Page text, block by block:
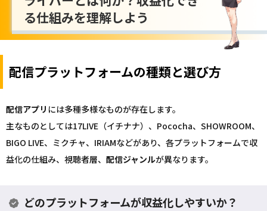
る仕組みを理解しよう
配信プラットフォームの種類と選び方
配信アプリ には多種多様なものが存在します。
主なものとしては17LIVE（イチナナ）、Pococha、SHOWROOM、
BIGO LIVE、ミクチャ、IRIAMなどがあり、各プラットフォームで収
益化の仕組み、視聴者層、 配信ジャンルが異なります。
どのプラットフォームが収益化しやすいか？